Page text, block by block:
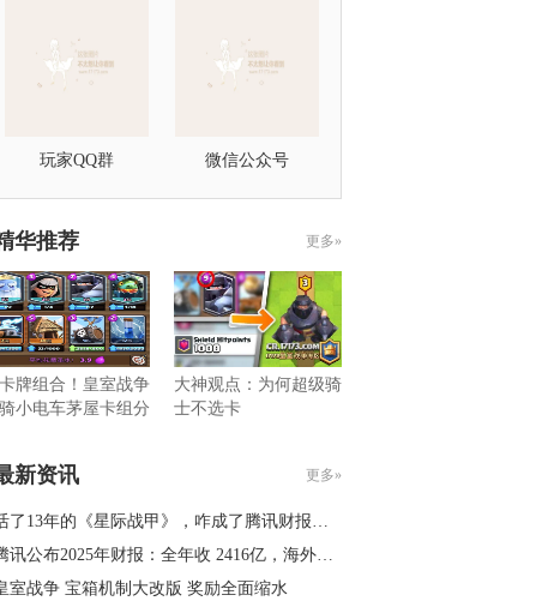
玩家QQ群 微信公众号
华推荐 更多»
牌组合！皇室战争
小电车茅屋卡组分
大神观点：为何超级骑
士不选卡
新资讯 更多»
了13年的《星际战甲》，咋成了腾讯财报里的海外大黑马？
讯公布2025年财报：全年收 2416亿，海外破百亿美元，AI成新增长动力
室战争 宝箱机制大改版 奖励全面缩水